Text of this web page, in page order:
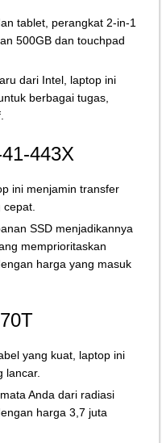
tablet, perangkat 2-in-1
500GB dan touchpad
dari Intel, laptop ini
berbagai tugas,
443X
ini menjamin transfer
SSD menjadikannya
memprioritaskan
harga yang masuk
yang kuat, laptop ini
lancar.
Anda dari radiasi
harga 3,7 juta